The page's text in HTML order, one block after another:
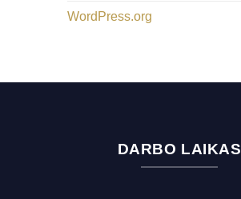
WordPress.org
DARBO LAIKAS